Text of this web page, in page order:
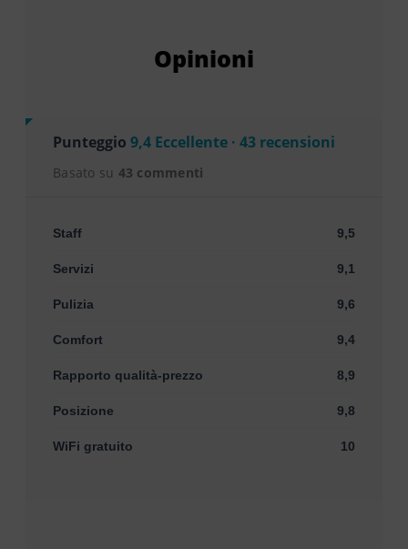
Opinioni
Punteggio 9,4 Eccellente · 43 recensioni
Basato su 43 commenti
Staff 9,5
Servizi 9,1
Pulizia 9,6
Comfort 9,4
Rapporto qualità-prezzo 8,9
Posizione 9,8
WiFi gratuito 10